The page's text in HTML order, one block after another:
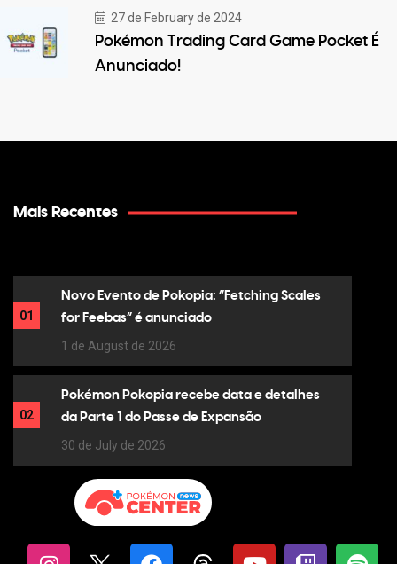
27 de February de 2024
Pokémon Trading Card Game Pocket É
Anunciado!
Mais Recentes
01
Novo Evento de Pokopia: “Fetching Scales
for Feebas” é anunciado
1 de August de 2026
02
Pokémon Pokopia recebe data e detalhes
da Parte 1 do Passe de Expansão
30 de July de 2026